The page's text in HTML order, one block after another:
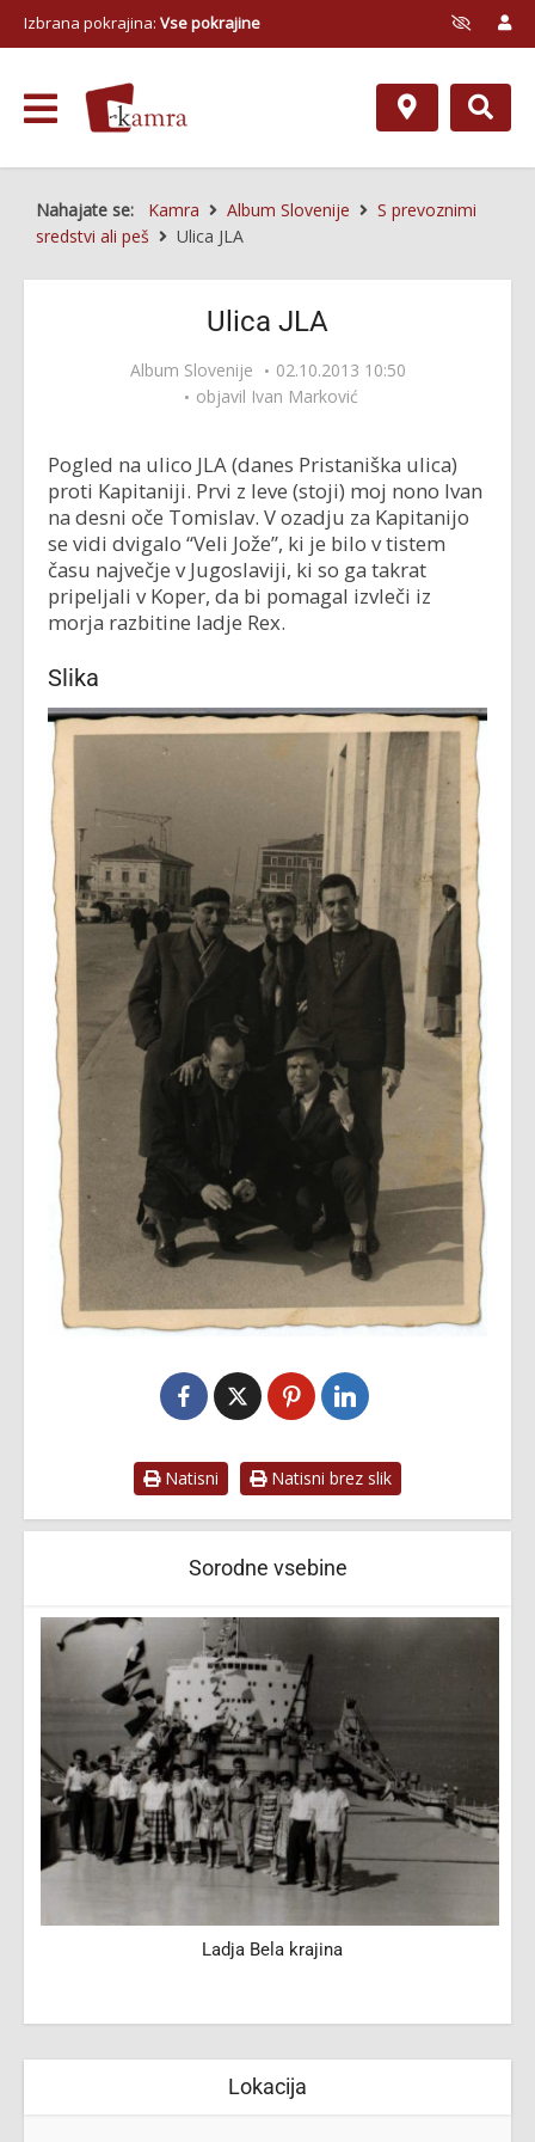
Izbrana pokrajina: Vse pokrajine
Nahajate se: Kamra Album Slovenije
S prevoznimi
sredstvi ali peš
Ulica JLA
Ulica JLA
Album Slovenije
02.10.2013 10:50
objavil Ivan Marković
Pogled na ulico JLA (danes Pristaniška ulica)
proti Kapitaniji. Prvi z leve (stoji) moj nono Ivan
na desni oče Tomislav. V ozadju za Kapitanijo
se vidi dvigalo “Veli Jože”, ki je bilo v tistem
času največje v Jugoslaviji, ki so ga takrat
pripeljali v Koper, da bi pomagal izvleči iz
morja razbitine ladje Rex.
Slika
Natisni Natisni brez slik
Sorodne vsebine
Ladja Bela krajina
Lokacija